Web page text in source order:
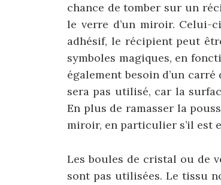
chance de tomber sur un
le verre d’un miroir. Celui-
adhésif, le récipient peut
symboles magiques, en
également besoin d’un
sera pas utilisé, car la
En plus de ramasser la
miroir, en particulier s’il est
Les boules de cristal ou de
sont pas utilisées. Le tissu